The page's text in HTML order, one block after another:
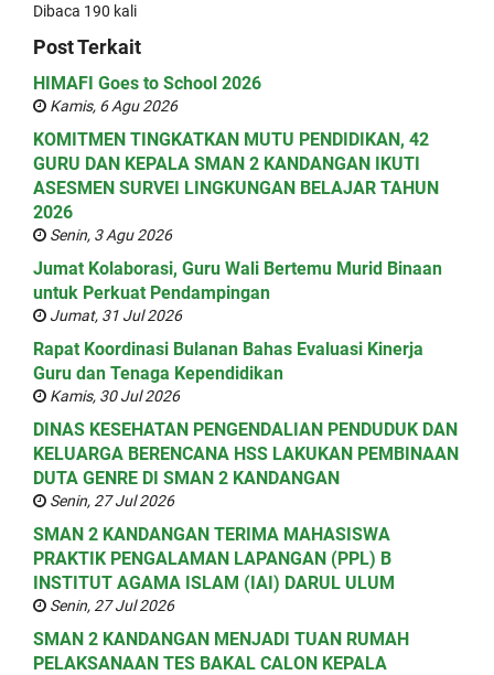
Dibaca 190 kali
Post Terkait
HIMAFI Goes to School 2026
Kamis, 6 Agu 2026
KOMITMEN TINGKATKAN MUTU PENDIDIKAN, 42
GURU DAN KEPALA SMAN 2 KANDANGAN IKUTI
ASESMEN SURVEI LINGKUNGAN BELAJAR TAHUN
2026
Senin, 3 Agu 2026
Jumat Kolaborasi, Guru Wali Bertemu Murid Binaan
untuk Perkuat Pendampingan
Jumat, 31 Jul 2026
Rapat Koordinasi Bulanan Bahas Evaluasi Kinerja
Guru dan Tenaga Kependidikan
Kamis, 30 Jul 2026
DINAS KESEHATAN PENGENDALIAN PENDUDUK DAN
KELUARGA BERENCANA HSS LAKUKAN PEMBINAAN
DUTA GENRE DI SMAN 2 KANDANGAN
Senin, 27 Jul 2026
SMAN 2 KANDANGAN TERIMA MAHASISWA
PRAKTIK PENGALAMAN LAPANGAN (PPL) B
INSTITUT AGAMA ISLAM (IAI) DARUL ULUM
Senin, 27 Jul 2026
SMAN 2 KANDANGAN MENJADI TUAN RUMAH
PELAKSANAAN TES BAKAL CALON KEPALA